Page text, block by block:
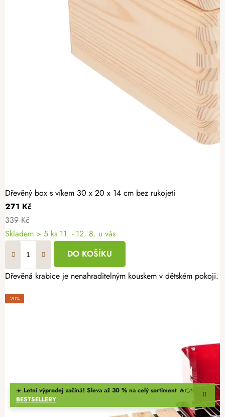
☀️ Letní výprodej začíná! Sleva až 30 % na celý sortiment 🔥👉
BESTSELLERY
Dřevěný box s víkem 30 x 20 x 14 cm bez rukojeti
271 Kč
339 Kč
Skladem > 5 ks 11. - 12. 8. u vás
DO KOŠÍKU
Dřevěná krabice je nenahraditelným kouskem v dětském
-20%